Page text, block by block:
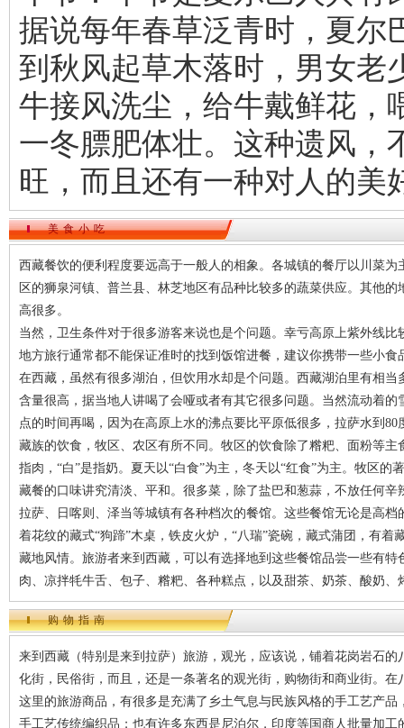
据说每年春草泛青时，夏尔
到秋风起草木落时，男女老
牛接风洗尘，给牛戴鲜花，
一冬膘肥体壮。这种遗风，
旺，而且还有一种对人的美
美食小吃
西藏餐饮的便利程度要远高于一般人的相象。各城镇的餐厅以川菜
区的狮泉河镇、普兰县、林芝地区有品种比较多的蔬菜供应。其他
高很多。
当然，卫生条件对于很多游客来说也是个问题。幸亏高原上紫外线
地方旅行通常都不能保证准时的找到饭馆进餐，建议你携带一些小
在西藏，虽然有很多湖泊，但饮用水却是个问题。西藏湖泊里有相
含量很高，据当地人讲喝了会哑或者有其它很多问题。当然流动着
点的时间再喝，因为在高原上水的沸点要比平原低很多，拉萨水到80
藏族的饮食，牧区、农区有所不同。牧区的饮食除了糌粑、面粉等主
指肉，“白”是指奶。夏天以“白食”为主，冬天以“红食”为主。牧区的
藏餐的口味讲究清淡、平和。很多菜，除了盐巴和葱蒜，不放任何
拉萨、日喀则、泽当等城镇有各种档次的餐馆。这些餐馆无论是高
着花纹的藏式“狗蹄”木桌，铁皮火炉，“八瑞”瓷碗，藏式蒲团，有
藏地风情。旅游者来到西藏，可以有选择地到这些餐馆品尝一些有
肉、凉拌牦牛舌、包子、糌粑、各种糕点，以及甜茶、奶茶、酸奶
购物指南
来到西藏（特别是来到拉萨）旅游，观光，应该说，铺着花岗岩石
化街，民俗街，而且，还是一条著名的观光街，购物街和商业街。
这里的旅游商品，有很多是充满了乡土气息与民族风格的手工艺产
手工艺传统编织品；也有许多东西是尼泊尔，印度等国商人批量加